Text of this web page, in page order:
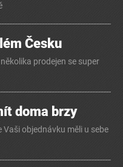
Česku
prodejen se super
doma brzy
Vaši objednávku měli u sebe